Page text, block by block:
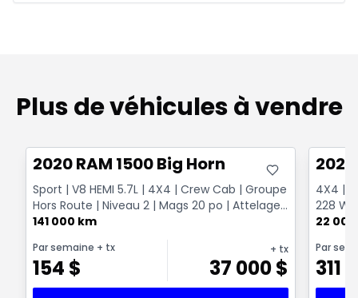
Plus de véhicules à vendre
2020 RAM 1500 Big Horn
Sport | V8 HEMI 5.7L | 4X4 | Crew Cab | Groupe
Hors Route | Niveau 2 | Mags 20 po | Attelage
Classe ...
141 000 km
Par semaine + tx
154 $
+ tx
37 000$
4X4 |
228 W
22
Par
311